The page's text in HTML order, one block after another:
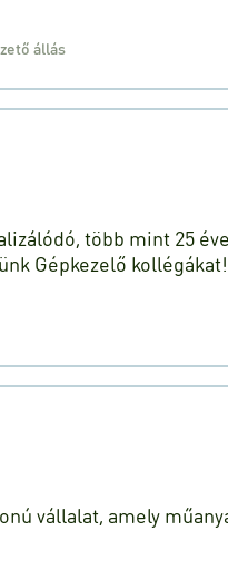
állás
több mint 25
Gépkezelő kollégákat!
vállalat, amely